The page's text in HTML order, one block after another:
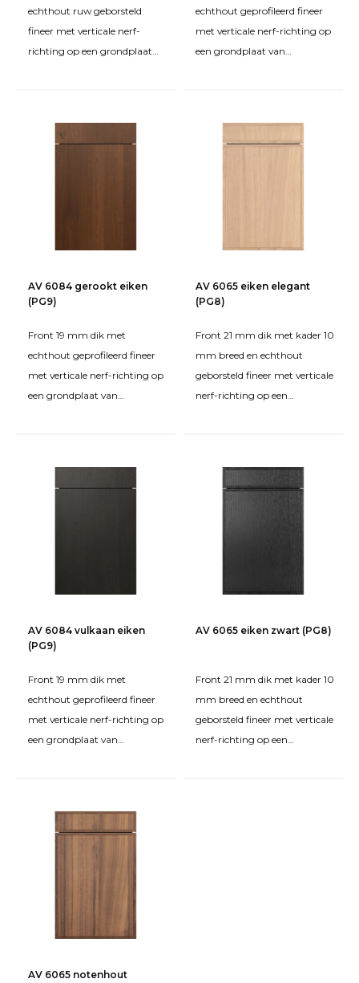
echthout ruw geborsteld
fineer met verticale nerf-
richting op een grondplaat
echthout geprofileerd fineer
met verticale nerf-richting op
een grondplaat van
AV 6084 gerookt eiken
(PG9)
Front 19 mm dik met
echthout geprofileerd fineer
met verticale nerf-richting op
een grondplaat van
AV 6065 eiken elegant
(PG8)
Front 21 mm dik met kader 10
mm breed en echthout
geborsteld fineer met verticale
nerf-richting op een
AV 6084 vulkaan eiken
(PG9)
Front 19 mm dik met
echthout geprofileerd fineer
met verticale nerf-richting op
een grondplaat van
AV 6065 eiken zwart (PG8)
Front 21 mm dik met kader 10
mm breed en echthout
geborsteld fineer met verticale
nerf-richting op een
AV 6065 notenhout